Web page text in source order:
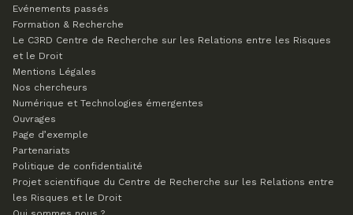
Evénements passés
Formation & Recherche
Le C3RD Centre de Recherche sur les Relations entre les Risques
et le Droit
Mentions Légales
Nos chercheurs
Numérique et Technologies émergentes
Ouvrages
Page d’exemple
Partenariats
Politique de confidentialité
Projet scientifique du Centre de Recherche sur les Relations entre
les Risques et le Droit